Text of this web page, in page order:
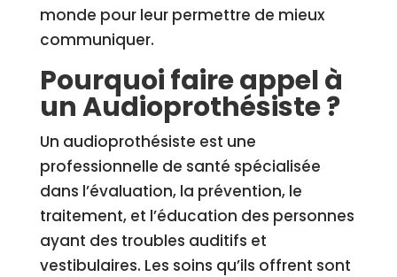
monde pour leur permettre de mieux
communiquer.
Pourquoi faire appel à
un Audioprothésiste ?
Un audioprothésiste est une
professionnelle de santé spécialisée
dans l’évaluation, la prévention, le
traitement, et l’éducation des personnes
ayant des troubles auditifs et
vestibulaires. Les soins qu’ils offrent sont